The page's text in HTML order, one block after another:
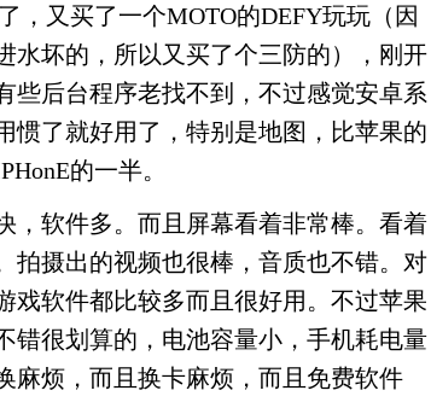
，又买了一个MOTO的DEFY玩玩（因
水坏的，所以又买了个三防的），刚开
些后台程序老找不到，不过感觉安卓系
惯了就好用了，特别是地图，比苹果的
的一半。
，软件多。而且屏幕看着非常棒。看着
拍摄出的视频也很棒，音质也不错。对
戏软件都比较多而且很好用。不过苹果
错很划算的，电池容量小，手机耗电量
麻烦，而且换卡麻烦，而且免费软件